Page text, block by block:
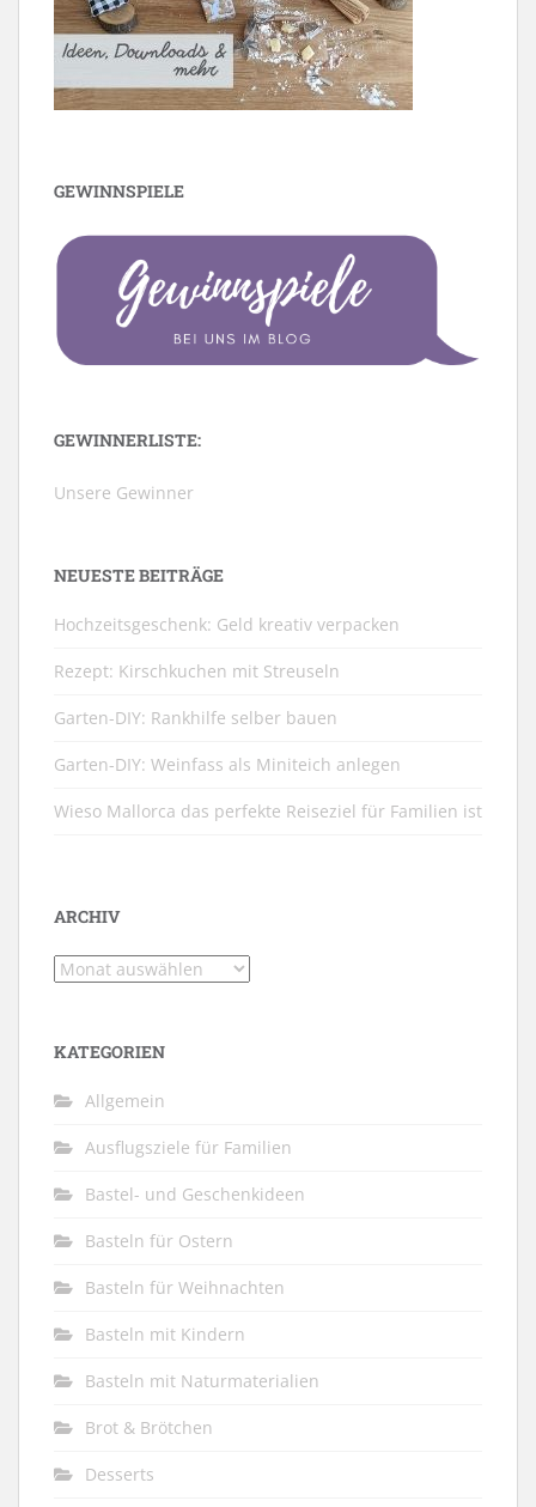
GEWINNSPIELE
GEWINNERLISTE:
Unsere Gewinner
NEUESTE BEITRÄGE
Hochzeitsgeschenk: Geld kreativ verpacken
Rezept: Kirschkuchen mit Streuseln
Garten-DIY: Rankhilfe selber bauen
Garten-DIY: Weinfass als Miniteich anlegen
Wieso Mallorca das perfekte Reiseziel für Familien ist
ARCHIV
Archiv
KATEGORIEN
Allgemein
Ausflugsziele für Familien
Bastel- und Geschenkideen
Basteln für Ostern
Basteln für Weihnachten
Basteln mit Kindern
Basteln mit Naturmaterialien
Brot & Brötchen
Desserts